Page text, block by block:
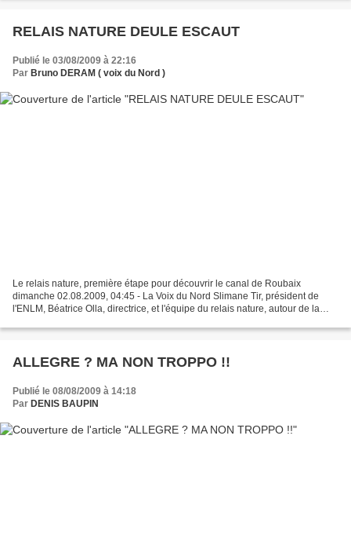
RELAIS NATURE DEULE ESCAUT
Publié le 03/08/2009 à 22:16
Par Bruno DERAM ( voix du Nord )
Le relais nature, première étape pour découvrir le canal de Roubaix
dimanche 02.08.2009, 04:45 - La Voix du Nord Slimane Tir, président de
l'ENLM, Béatrice Olla, directrice, et l'équipe du relais nature, autour de la
ALLEGRE ? MA NON TROPPO !!
Publié le 08/08/2009 à 14:18
Par DENIS BAUPIN